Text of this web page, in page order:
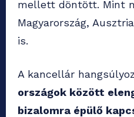
mellett döntött. Mint
Magyarország,
is.
A kancellár
országok között
bizalomra épülő